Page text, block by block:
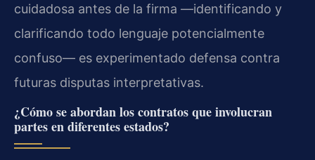
cuidadosa antes de la firma —identificando y
clarificando todo lenguaje potencialmente
confuso— es experimentado defensa contra
futuras disputas interpretativas.
¿Cómo se abordan los contratos que involucran
partes en diferentes estados?